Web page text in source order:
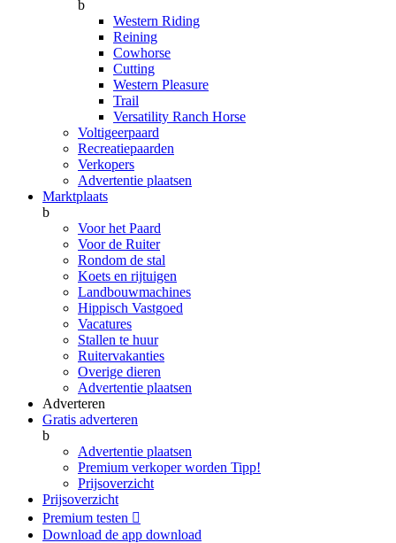
b
Western Riding
Reining
Cowhorse
Cutting
Western Pleasure
Trail
Versatility Ranch Horse
Voltigeerpaard
Recreatiepaarden
Verkopers
Advertentie plaatsen
Marktplaats
b
Voor het Paard
Voor de Ruiter
Rondom de stal
Koets en rijtuigen
Landbouwmachines
Hippisch Vastgoed
Vacatures
Stallen te huur
Ruitervakanties
Overige dieren
Advertentie plaatsen
Adverteren
Gratis adverteren
b
Advertentie plaatsen
Premium verkoper worden Tipp!
Prijsoverzicht
Prijsoverzicht
Premium testen 
Download de app download